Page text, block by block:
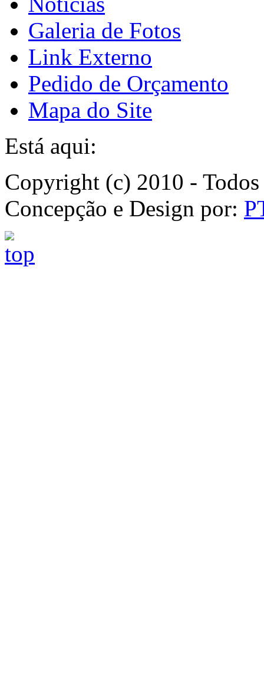
Galeria de Fotos
Link Externo
Pedido de Orçamento
Mapa do Site
Está aqui:
Copyright (c) 2010 -
Concepção e Design por: